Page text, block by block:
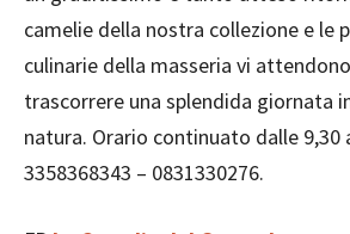
camelie della nostra collezione e le
culinarie della masseria vi
trascorrere una splendida giornata
natura. Orario continuato dalle 9,30
3358368343 – 0831330276.